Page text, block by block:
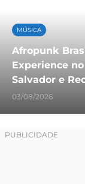
MÚSICA
Afropunk
Experience
Salvador e
03/08/2026